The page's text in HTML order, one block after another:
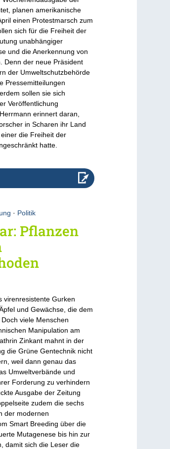
planen amerikanische
einen Protestmarsch zum
sich für die Freiheit der
unabhängiger
und die Anerkennung von
Denn der neue Präsident
der Umweltschutzbehörde
Pressemitteilungen
sollen sie sich
Veröffentlichung
erinnert daran,
in Scharen ihr Land
die Freiheit der
hatte.
· Politik
Pflanzen
virenresistente Gurken
und Gewächse, die dem
viele Menschen
Manipulation am
Zinkant mahnt in der
die Grüne Gentechnik nicht
weil dann genau das
Umweltverbände und
Forderung zu verhindern
Ausgabe der Zeitung
zudem die sechs
der modernen
Smart Breeding über die
Mutagenese bis hin zur
damit sich die Leser die